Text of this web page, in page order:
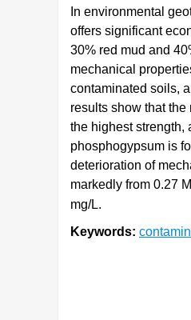
In environmental
offers significant
30% red mud and
mechanical
contaminated soils,
results show that
the highest strength,
phosphogypsum is
deterioration of
markedly from 0.27
mg/L.
Keywords: